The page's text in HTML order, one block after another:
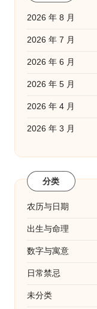
2026 年 8 月
2026 年 7 月
2026 年 6 月
2026 年 5 月
2026 年 4 月
2026 年 3 月
分类
农历与日期
出生与命理
数字与寓意
日常禁忌
未分类